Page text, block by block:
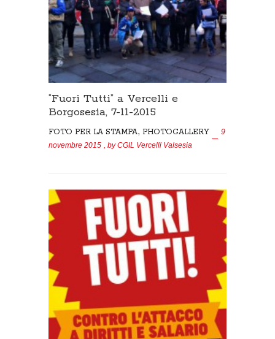
“Fuori Tutti” a Vercelli e
Borgosesia, 7-11-2015
FOTO PER LA STAMPA, PHOTOGALLERY
9
novembre 2015
, byCGIL Vercelli Valsesia